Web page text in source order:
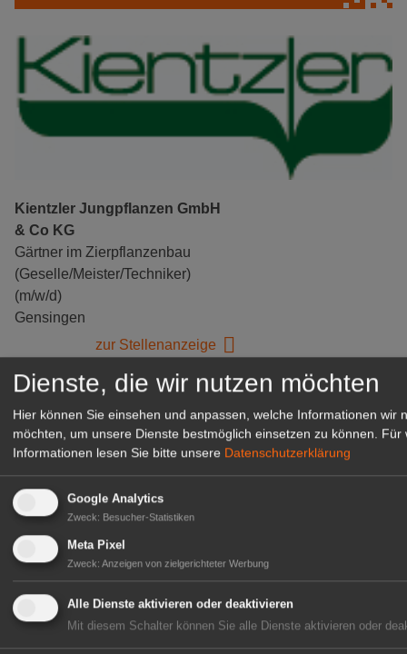
Kientzler Jungpflanzen GmbH
& Co KG
Gärtner im Zierpflanzenbau
(Geselle/Meister/Techniker)
(m/w/d)
Gensingen
zur Stellenanzeige
Gärtnerei Hanns
Mitarbeiter (m/w/d) für unsere
Dienste, die wir nutzen möchten
Hier können Sie einsehen und anpassen, welche Informationen wir
möchten, um unsere Dienste bestmöglich einsetzen zu können.
Für
Informationen lesen Sie bitte unsere Datenschutzerklärung
Google Analytics
Zweck: Besucher-Statistiken
Meta Pixel
Zweck: Anzeigen von zielgerichteter Werbung
Alle Dienste aktivieren oder deaktivieren
Mit diesem Schalter können Sie alle Dienste aktivieren oder